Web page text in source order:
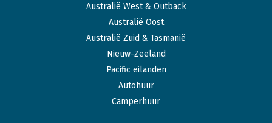
Australië West & Outback
Australië Oost
Australië Zuid & Tasmanië
Nieuw-Zeeland
Pacific eilanden
Autohuur
Camperhuur